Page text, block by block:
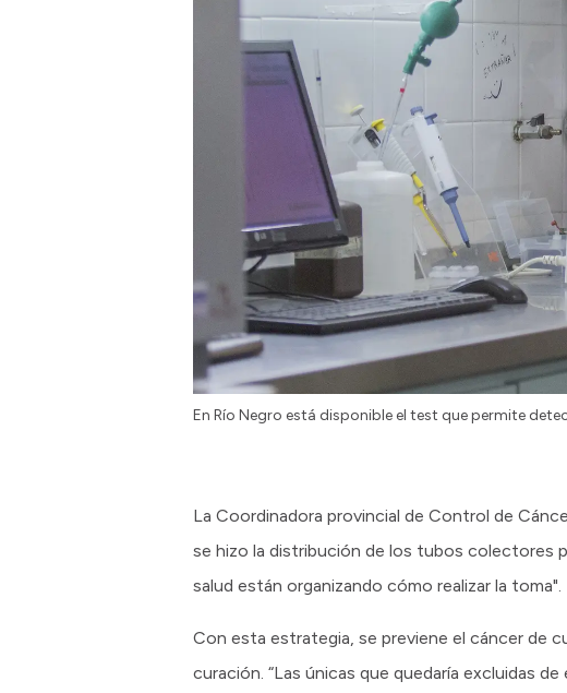
En Río Negro está disponible el test que permite
La Coordinadora provincial de Control de
se hizo la distribución de los tubos colectores
salud están organizando cómo realizar la toma".
Con esta estrategia, se previene el cáncer de
curación. “Las únicas que quedaría excluidas